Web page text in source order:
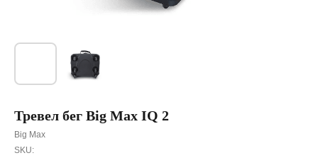
Тревел бег Big Max IQ 2
Big Max
SKU: